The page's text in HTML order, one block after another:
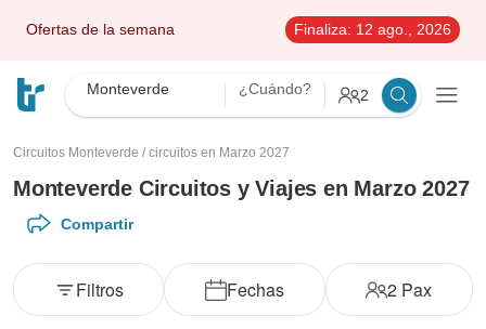
Ofertas de la semana Finaliza: 12 ago., 2026
Monteverde ¿Cuándo? 2
Circuitos Monteverde / circuitos en Marzo 2027
Monteverde Circuitos y Viajes en Marzo 2027
Compartir
Fechas 2 Pax
Filtros